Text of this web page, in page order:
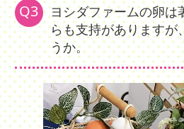
Q3
ヨシダファームの卵は
らも支持がありますが
うか。